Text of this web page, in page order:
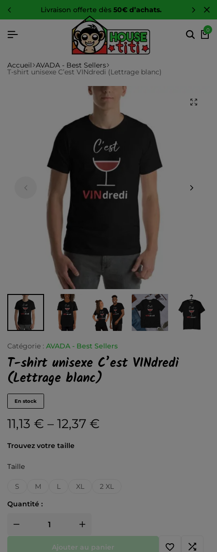
-10 %sur toute la boutique
0
Accueil AVADA - Best Sellers
T-shirt unisexe C’est VINdredi (Lettrage blanc)
Catégorie : AVADA - Best Sellers
T-shirt unisexe C’est VINdredi
(Lettrage blanc)
En stock
11,13 € – 12,37 €
Trouvez votre taille
Taille
S M L XL 2 XL
Quantité :
Ajouter au panier